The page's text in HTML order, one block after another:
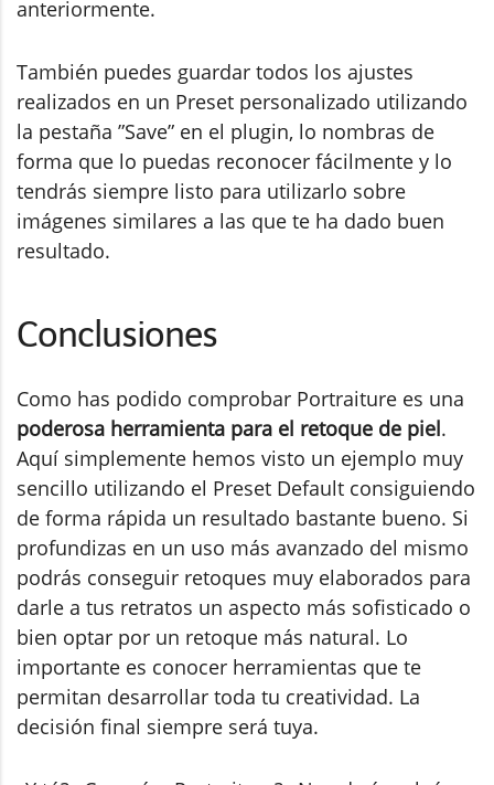
anteriormente.
También puedes guardar todos los ajustes
realizados en un Preset personalizado utilizando
la pestaña ”Save” en el plugin, lo nombras de
forma que lo puedas reconocer fácilmente y lo
tendrás siempre listo para utilizarlo sobre
imágenes similares a las que te ha dado buen
resultado.
Conclusiones
Como has podido comprobar Portraiture es una
poderosa herramienta para el retoque de piel.
Aquí simplemente hemos visto un ejemplo muy
sencillo utilizando el Preset Default consiguiendo
de forma rápida un resultado bastante bueno. Si
profundizas en un uso más avanzado del mismo
podrás conseguir retoques muy elaborados para
darle a tus retratos un aspecto más sofisticado o
bien optar por un retoque más natural. Lo
importante es conocer herramientas que te
permitan desarrollar toda tu creatividad. La
decisión final siempre será tuya.